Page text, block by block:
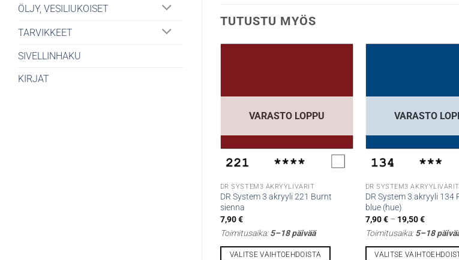
ÖLJY, VESILIUKOISET
TARVIKKEET
SIVELLINHAKU
KIRJAT
TUTUSTU MYÖS
VARASTO LOPPU
DR SYSTEM3 AKRYYLIVÄRIT
DR System 3 akryyli 221 Burnt
sienna
7,90€
Toimitusaika:5–18 päivää
VALITSE VAIHTOEHDOISTA
VARASTO
DR SYSTEM3 AKRYYLIVÄRIT
DR System 3 akryyli 134
blue (hue)
7,90€ – 19,50€
-
19,50 €
Toimitusaika:5–18
VALITSE